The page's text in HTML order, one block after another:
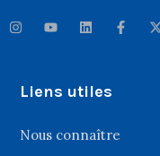
Liens utiles
Nous connaître